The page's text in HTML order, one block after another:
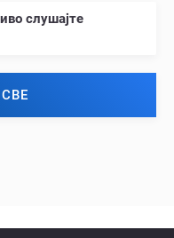
слушајте